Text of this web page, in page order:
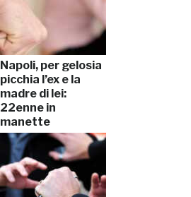
Napoli, per gelosia
picchia l’ex e la
madre di lei:
22enne in
manette